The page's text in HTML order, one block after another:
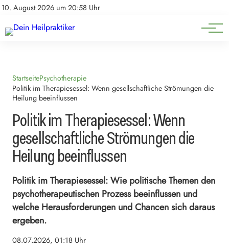
10. August 2026 um 20:58 Uhr
Impressum
Natürliche Medizin
Heilpflanzen & Kräuterkunde
StartseitePsychotherapie
Politik im Therapiesessel: Wenn gesellschaftliche Strömungen die
Heilung beeinflussen
Politik im Therapiesessel: Wenn
gesellschaftliche Strömungen die
Heilung beeinflussen
Politik im Therapiesessel: Wie politische Themen den
psychotherapeutischen Prozess beeinflussen und
welche Herausforderungen und Chancen sich daraus
ergeben.
08.07.2026, 01:18 Uhr